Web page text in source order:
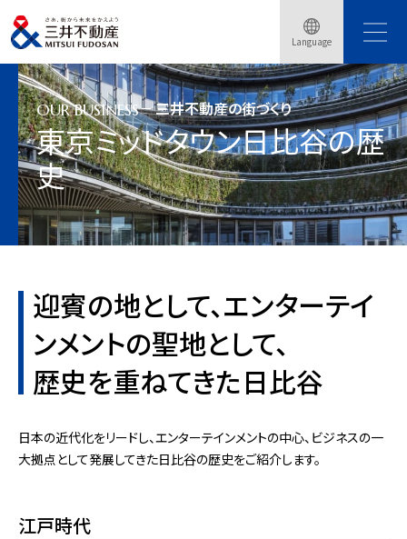
Language
トップページ 事業紹介
東京ミッドタウン日比谷
東京ミッドタウン日比谷の歴史
OUR BUSINESS 三井不動産の街づくり
東京ミッドタウン日比谷の歴
史
迎賓の地として、エンターテイ
ンメントの聖地として、
歴史を重ねてきた日比谷
日本の近代化をリードし、エンターテインメントの中心、ビジネスの一
大拠点として発展してきた日比谷の歴史をご紹介します。
江戸時代